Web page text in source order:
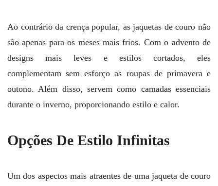
Ao contrário da crença popular, as jaquetas de couro não
são apenas para os meses mais frios. Com o advento de
designs mais leves e estilos cortados, eles
complementam sem esforço as roupas de primavera e
outono. Além disso, servem como camadas essenciais
durante o inverno, proporcionando estilo e calor.
Opções De Estilo Infinitas
Um dos aspectos mais atraentes de uma jaqueta de couro